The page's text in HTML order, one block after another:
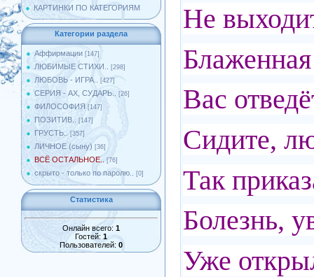
КАРТИНКИ ПО КАТЕГОРИЯМ
Категории раздела
Аффирмации [147]
ЛЮБИМЫЕ СТИХИ.. [298]
ЛЮБОВЬ - ИГРА.. [427]
СЕРИЯ - АХ, СУДАРЬ.. [26]
ФИЛОСОФИЯ [147]
ПОЗИТИВ.. [147]
ГРУСТЬ.. [357]
ЛИЧНОЕ (сыну) [36]
ВСЁ ОСТАЛЬНОЕ.. [76]
скрыто - только по паролю.. [0]
Статистика
Онлайн всего: 1
Гостей: 1
Пользователей: 0
Не
Вас
Сидите,
Так
Болезнь,
Уже